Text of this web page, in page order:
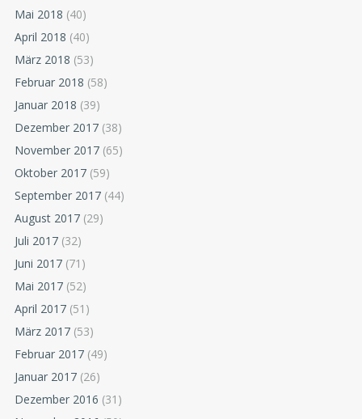
Mai 2018 (40)
April 2018 (40)
März 2018 (53)
Februar 2018 (58)
Januar 2018 (39)
Dezember 2017 (38)
November 2017 (65)
Oktober 2017 (59)
September 2017 (44)
August 2017 (29)
Juli 2017 (32)
Juni 2017 (71)
Mai 2017 (52)
April 2017 (51)
März 2017 (53)
Februar 2017 (49)
Januar 2017 (26)
Dezember 2016 (31)